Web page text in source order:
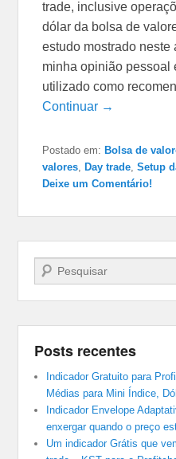
trade, inclusive
dólar da bolsa de
estudo mostrado neste
minha opinião pessoal
utilizado como
Continuar →
Postado em: Bolsa de
valores ,Day trade ,Setup
Deixe um Comentário!
Pesquisar…
Posts recentes
Indicador Gratuito para
Médias para Mini Índice,
Indicador Envelope
enxergar quando o preço
Um indicador Grátis que